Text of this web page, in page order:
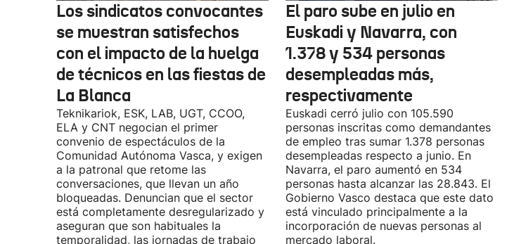
Los sindicatos convocantes
se muestran satisfechos
con el impacto de la huelga
de técnicos en las fiestas de
La Blanca
Teknikariok, ESK, LAB, UGT, CCOO,
ELA y CNT negocian el primer
convenio de espectáculos de la
Comunidad Autónoma Vasca, y exigen
a la patronal que retome las
conversaciones, que llevan un año
bloqueadas. Denuncian que el sector
está completamente desregularizado y
aseguran que son habituales la
temporalidad, las jornadas de trabajo
El paro sube en julio en
Euskadi y Navarra, con
1.378 y 534 personas
desempleadas más,
respectivamente
Euskadi cerró julio con 105.590
personas inscritas como demandantes
de empleo tras sumar 1.378 personas
desempleadas respecto a junio. En
Navarra, el paro aumentó en 534
personas hasta alcanzar las 28.843. El
Gobierno Vasco destaca que este dato
está vinculado principalmente a la
incorporación de nuevas personas al
mercado laboral.